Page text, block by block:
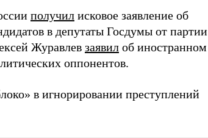
получил исковое заявление об
в депутаты Госдумы от партии
Журавлев заявил об иностранном
оппонентов.
в игнорировании преступлений